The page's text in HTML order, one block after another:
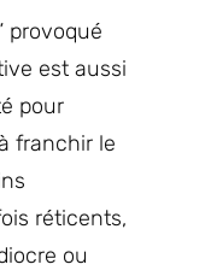
provoqué
est aussi
pour
franchir le
réticents,
ou